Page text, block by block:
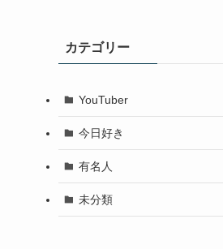
カテゴリー
YouTuber
今日好き
有名人
未分類